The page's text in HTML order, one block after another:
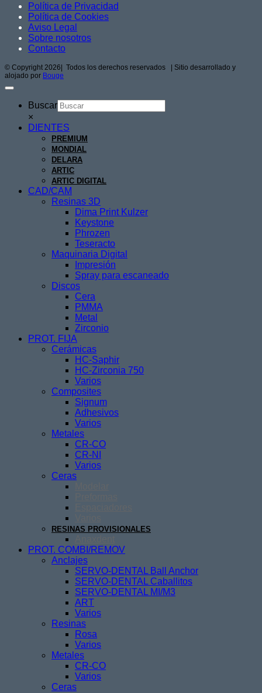
Política de Privacidad
Política de Cookies
Aviso Legal
Sobre nosotros
Contacto
© Copyright 2026| Todos los derechos reservados | Sitio desarrollado y
alojado por Bouge
Buscar
×
DIENTES
PREMIUM
MONDIAL
DELARA
ARTIC
ARTIC DIGITAL
CAD/CAM
Resinas 3D
Dima Print Kulzer
Keystone
Phrozen
Teseracto
Maquinaria Digital
Impresión
Spray para escaneado
Discos
Cera
PMMA
Metal
Zirconio
PROT. FIJA
Cerámicas
HC-Saphir
HC-Zirconia 750
Varios
Composites
Signum
Adhesivos
Varios
Metales
CR-CO
CR-NI
Varios
Ceras
RESINAS PROVISIONALES
PROT. COMBI/REMOV
Anclajes
SERVO-DENTAL Ball Anchor
SERVO-DENTAL Caballitos
SERVO-DENTAL MI/M3
ART
Varios
Resinas
Rosa
Varios
Metales
CR-CO
Varios
Ceras